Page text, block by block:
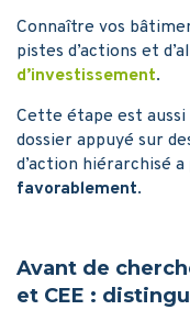
Connaître vos
pistes d’actions et
d’investissement.
Cette étape est aussi
dossier appuyé sur
d’action hiérarchisé a
favorablement.
Avant de
et CEE :